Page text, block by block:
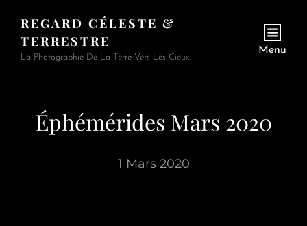
REGARD CÉLESTE &
TERRESTRE
La Photographie De La Terre Vers Les Cieux.
Menu
Éphémérides Mars 2020
1 Mars 2020